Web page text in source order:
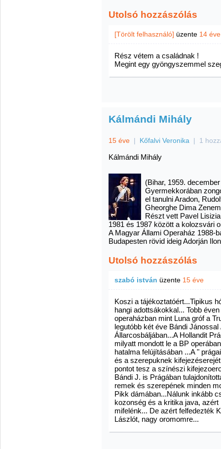
Utolsó hozzászólás
[Törölt felhasználó] üzente 14 éve
Rész vétem a családnak !
Megint egy gyöngyszemmel
Kálmándi Mihály
15 éve | Kőfalvi Veronika | 1
Kálmándi Mihály
(Bihar, 1959.
Gyermekkorában
el tanulni Aradon,
Gheorghe Dima
Részt vett Pavel
1981 és 1987 között a kolozsvári
A Magyar Állami Operaház 1988-
Budapesten rövid ideig Adorján
Utolsó hozzászólás
szabó istván üzente 15 éve
Koszi a tájékoztatóért...Tipikus
hangi adottsákokkal... Tobb
operaházban mint Luna gróf a
legutóbb két éve Bándi
Állarcosbáljában...A Hollandit
milyatt mondott le a BP
hatalma felújításában ...A "
és a szerepuknek
pontot tesz a színészi
Bándi J. is Prágában
remek és szerepének minden
Pikk dámában...Nálunk inkább
kozonség és a kritika java,
mifelénk... De azért felfedezték
Lászlót, nagy oromomre...